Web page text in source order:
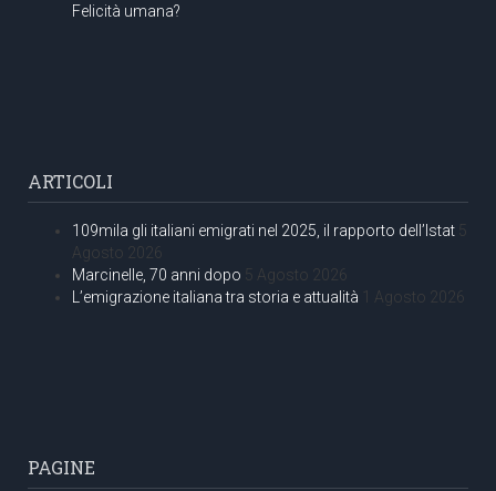
Felicità umana?
ARTICOLI
109mila gli italiani emigrati nel 2025, il rapporto dell’Istat 5
Agosto 2026
Marcinelle, 70 anni dopo 5 Agosto 2026
L’emigrazione italiana tra storia e attualità 1 Agosto 2026
PAGINE